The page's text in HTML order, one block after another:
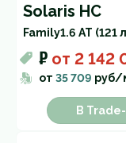
Solaris HC
Family1.6 AT (121
₽ от 2 142
от 35 709 руб/
В